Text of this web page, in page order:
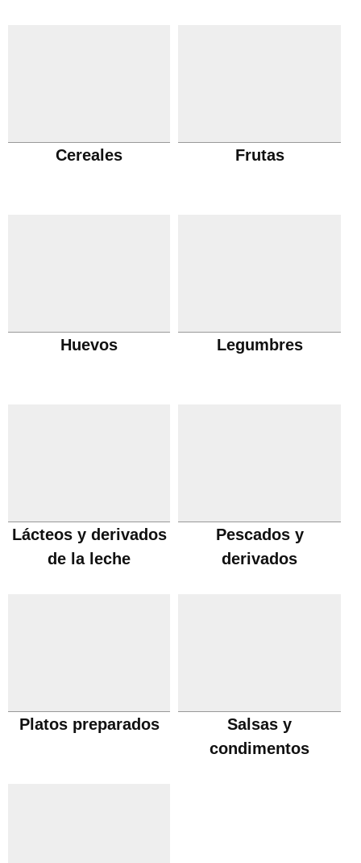
Cereales Frutas
Huevos Legumbres
Lácteos y derivados
de la leche
Pescados y
derivados
Platos preparados
Salsas y
condimentos